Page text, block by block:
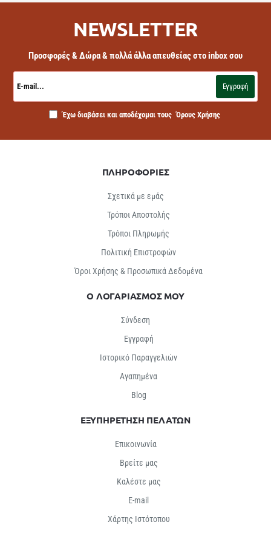
NEWSLETTER
Προσφορές & Δώρα & πολλά άλλα απευθείας στο inbox σου
E-
mail...
Εγγραφή
Έχω διαβάσει και αποδέχομαι τους Όρους Χρήσης
ΠΛΗΡΟΦΟΡΙΕΣ
Σχετικά με εμάς
Τρόποι Αποστολής
Τρόποι Πληρωμής
Πολιτική Επιστροφών
Όροι Χρήσης & Προσωπικά Δεδομένα
Ο ΛΟΓΑΡΙΑΣΜΟΣ ΜΟΥ
Σύνδεση
Εγγραφή
Ιστορικό Παραγγελιών
Αγαπημένα
Βlog
ΕΞΥΠΗΡΕΤΗΣΗ ΠΕΛΑΤΩΝ
Επικοινωνία
Βρείτε μας
Καλέστε μας
E-mail
Χάρτης Ιστότοπου